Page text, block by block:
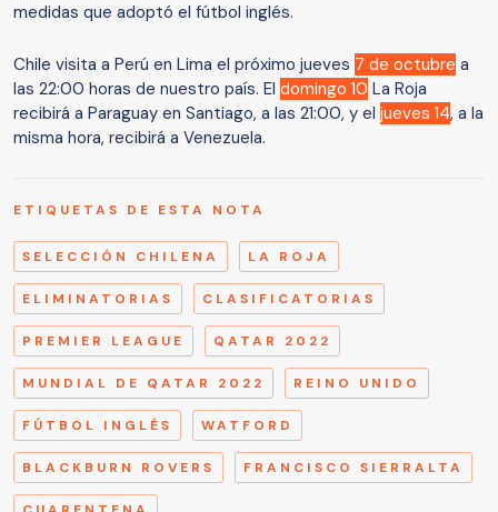
medidas que adoptó el fútbol inglés.
Chile visita a Perú en Lima el próximo jueves 7 de octubre a
las 22:00 horas de nuestro país. El domingo 10 La Roja
recibirá a Paraguay en Santiago, a las 21:00, y el jueves 14, a la
misma hora, recibirá a Venezuela.
ETIQUETAS DE ESTA NOTA
SELECCIÓN CHILENA LA ROJA
ELIMINATORIAS CLASIFICATORIAS
PREMIER LEAGUE QATAR 2022
MUNDIAL DE QATAR 2022 REINO UNIDO
FÚTBOL INGLÉS WATFORD
BLACKBURN ROVERS FRANCISCO SIERRALTA